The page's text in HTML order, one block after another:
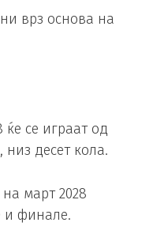
врз основа на
се играат од
десет кола.
март 2028
и финале.